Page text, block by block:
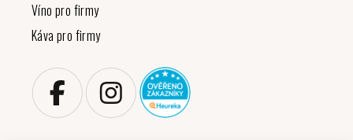
Víno pro firmy
Káva pro firmy